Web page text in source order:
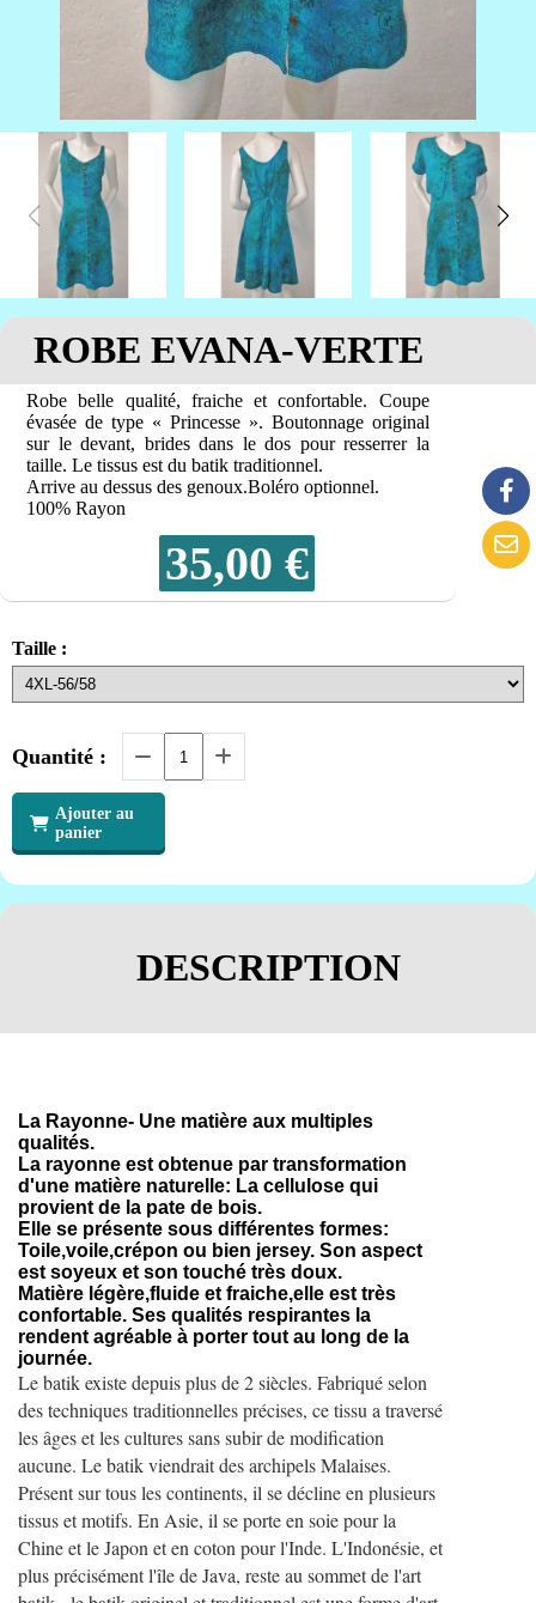
ROBE EVANA-VERTE
35,00 €
Taille :
Quantité :
Ajouter au
panier
Robe belle qualité, fraiche et confortable. Coupe
évasée de type « Princesse ». Boutonnage original
sur le devant, brides dans le dos pour resserrer la
taille. Le tissus est du batik traditionnel.
Arrive au dessus des genoux.Boléro optionnel.
100% Rayon
DESCRIPTION
La Rayonne- Une matière aux multiples
qualités.
La rayonne est obtenue par transformation
d'une matière naturelle: La cellulose qui
provient de la pate de bois.
Elle se présente sous différentes formes:
Toile,voile,crépon ou bien jersey. Son aspect
est soyeux et son touché très doux.
Matière légère,fluide et fraiche,elle est très
confortable. Ses qualités respirantes la
rendent agréable à porter tout au long de la
journée.
Le batik existe depuis plus de 2 siècles. Fabriqué selon
des techniques traditionnelles précises, ce tissu a traversé
les âges et les cultures sans subir de modification
aucune. Le batik viendrait des archipels Malaises.
Présent sur tous les continents, il se décline en plusieurs
tissus et motifs. En Asie, il se porte en soie pour la
Chine et le Japon et en coton pour l'Inde. L'Indonésie, et
plus précisément l'île de Java, reste au sommet de l'art